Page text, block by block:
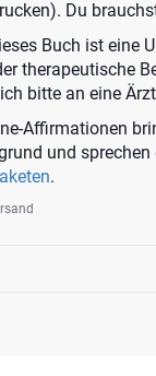
Du
Buch ist eine
therapeutische
bitte an eine
Affirmationen
und
.